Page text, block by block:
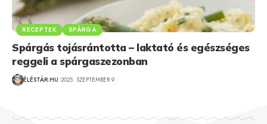
RECEPTEK SPÁRGA
Spárgás tojásrántotta – laktató és egészséges
reggeli a spárgaszezonban
ÉLÉSTÁR.HU 2025. SZEPTEMBER 9.